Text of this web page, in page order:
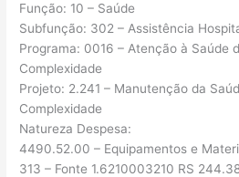
Função: 10 – Saúde
Subfunção: 302 – Assistência
Programa: 0016 – Atenção à Saúde
Complexidade
Projeto: 2.241 – Manutenção da
Complexidade
Natureza Despesa:
4490.52.00 – Equipamentos e
313 – Fonte 1.6210003210 RS